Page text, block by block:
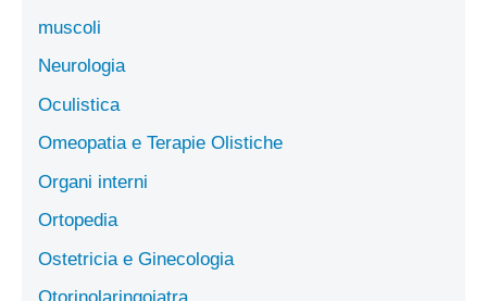
muscoli
Neurologia
Oculistica
Omeopatia e Terapie Olistiche
Organi interni
Ortopedia
Ostetricia e Ginecologia